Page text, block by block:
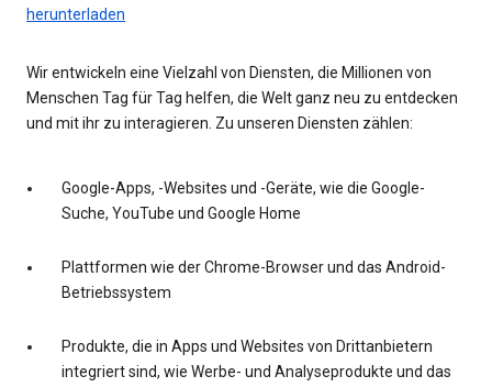
herunterladen
Wir entwickeln eine Vielzahl von Diensten, die Millionen von
Menschen Tag für Tag helfen, die Welt ganz neu zu entdecken
und mit ihr zu interagieren. Zu unseren Diensten zählen:
Google-Apps, -Websites und -Geräte, wie die Google-
Suche, YouTube und Google Home
Plattformen wie der Chrome-Browser und das Android-
Betriebssystem
Produkte, die in Apps und Websites von Drittanbietern
integriert sind, wie Werbe- und Analyseprodukte und das